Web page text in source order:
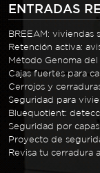
ENTRADAS
BREEAM: viviendas
Retención activa:
Método Genoma
Cajas fuertes para
Cerrojos y
Seguridad para
Bluequotient:
Seguridad por capas
Proyecto de
Revisa tu cerradura